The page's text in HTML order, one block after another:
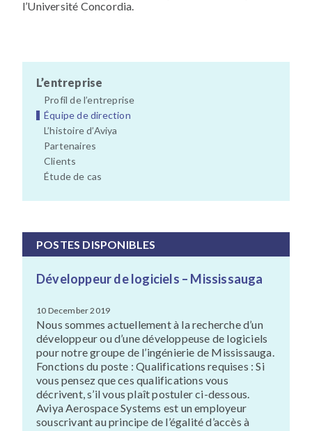
l’Université Concordia.
L’entreprise
Profil de l’entreprise
Équipe de direction
L’histoire d’Aviya
Partenaires
Clients
Étude de cas
POSTES DISPONIBLES
Développeur de logiciels – Mississauga
10 December 2019
Nous sommes actuellement à la recherche d’un
développeur ou d’une développeuse de logiciels
pour notre groupe de l’ingénierie de Mississauga.
Fonctions du poste : Qualifications requises : Si
vous pensez que ces qualifications vous
décrivent, s’il vous plaît postuler ci-dessous.
Aviya Aerospace Systems est un employeur
souscrivant au principe de l’égalité d’accès à